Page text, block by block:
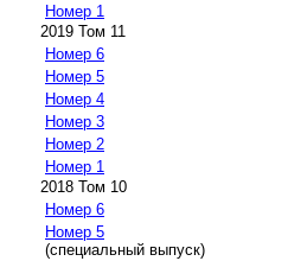
Номер 1
2019 Том 11
Номер 6
Номер 5
Номер 4
Номер 3
Номер 2
Номер 1
2018 Том 10
Номер 6
Номер 5
(специальный выпуск)